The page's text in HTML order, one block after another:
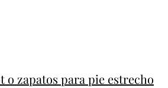
o zapatos para pie estrecho